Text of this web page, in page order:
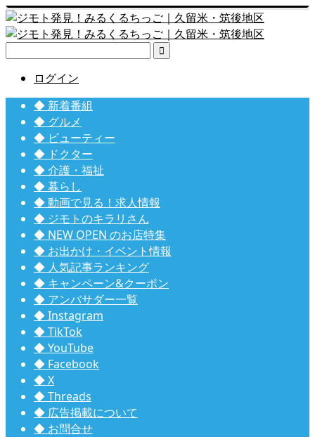

ログイン
◆ 新着番組
◆ グルメ
◆ ビューティー
◆ ドクター
◆ 介護・福祉
◆ 暮らし
◆ 動画で見る！求人情報
◆ ジモトのキラリさん
◆ NEW OPEN のお店特集
◆ お出かけ・イベント情報
◆ 人気記事ランキング
◆ キャンペーン&クーポン
◆ アンバサダー一覧
◆ Instagram
◆ TikTok
◆ YouTube
◆ Facebook
◆ X
◆ Threads
◆ 広告掲載について
◆ お問合せ